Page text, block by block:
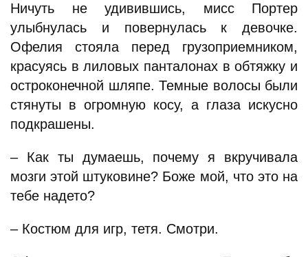
Ничуть не удивившись, мисс Портер
улыбнулась и повернулась к девочке.
Офелия стояла перед грузоприемником,
красуясь в лиловых панталонах в обтяжку и
остроконечной шляпе. Темные волосы были
стянуты в огромную косу, а глаза искусно
подкрашены.
– Как ты думаешь, почему я вкручивала
мозги этой штуковине? Боже мой, что это на
тебе надето?
– Костюм для игр, тетя. Смотри.